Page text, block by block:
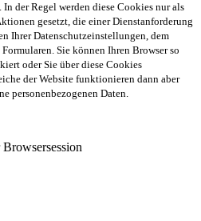
der Regel werden diese Cookies nur als
gesetzt, die einer Dienstanforderung
Ihrer Datenschutzeinstellungen, dem
Sie können Ihren Browser so
oder Sie über diese Cookies
der Website funktionieren dann aber
personenbezogenen Daten.